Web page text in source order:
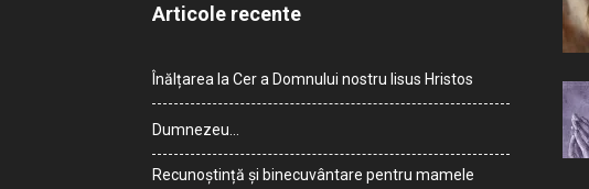
Articole recente
Înălțarea la Cer a Domnului nostru Iisus Hristos
Dumnezeu…
Recunoștință și binecuvântare pentru mamele